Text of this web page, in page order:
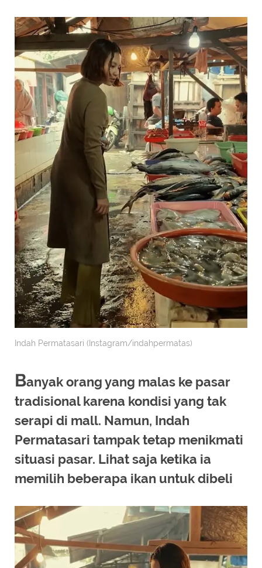
Indah Permatasari (Instagram/indahpermatas)
Banyak orang yang malas ke pasar
tradisional karena kondisi yang tak
serapi di mall. Namun, Indah
Permatasari tampak tetap menikmati
situasi pasar. Lihat saja ketika ia
memilih beberapa ikan untuk dibeli